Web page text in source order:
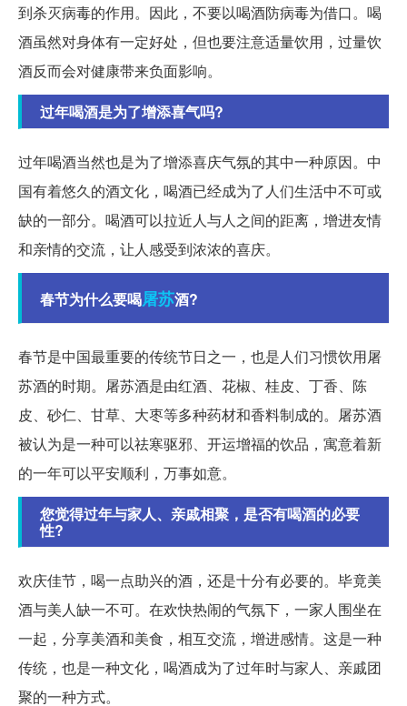
到杀灭病毒的作用。因此，不要以喝酒防病毒为借口。喝
酒虽然对身体有一定好处，但也要注意适量饮用，过量饮
酒反而会对健康带来负面影响。
过年喝酒是为了增添喜气吗?
过年喝酒当然也是为了增添喜庆气氛的其中一种原因。中
国有着悠久的酒文化，喝酒已经成为了人们生活中不可或
缺的一部分。喝酒可以拉近人与人之间的距离，增进友情
和亲情的交流，让人感受到浓浓的喜庆。
春节为什么要喝屠苏酒?
春节是中国最重要的传统节日之一，也是人们习惯饮用屠
苏酒的时期。屠苏酒是由红酒、花椒、桂皮、丁香、陈
皮、砂仁、甘草、大枣等多种药材和香料制成的。屠苏酒
被认为是一种可以祛寒驱邪、开运增福的饮品，寓意着新
的一年可以平安顺利，万事如意。
您觉得过年与家人、亲戚相聚，是否有喝酒的必要
性?
欢庆佳节，喝一点助兴的酒，还是十分有必要的。毕竟美
酒与美人缺一不可。在欢快热闹的气氛下，一家人围坐在
一起，分享美酒和美食，相互交流，增进感情。这是一种
传统，也是一种文化，喝酒成为了过年时与家人、亲戚团
聚的一种方式。